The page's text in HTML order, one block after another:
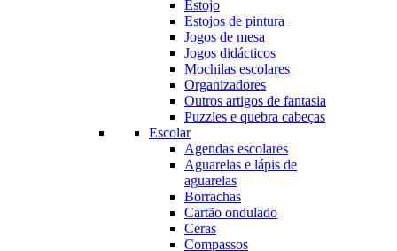
Estojo
Estojos de pintura
Jogos de mesa
Jogos didácticos
Mochilas escolares
Organizadores
Outros artigos de fantasia
Puzzles e quebra cabeças
Escolar
Agendas escolares
Aguarelas e lápis de
aguarelas
Borrachas
Cartão ondulado
Ceras
Compassos